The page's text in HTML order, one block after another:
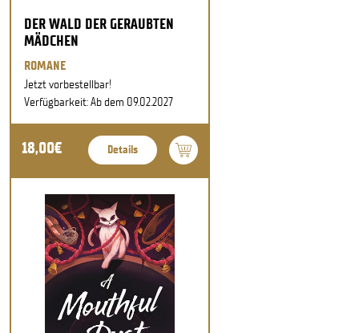
DER WALD DER GERAUBTEN
MÄDCHEN
ROMANE
Jetzt vorbestellbar!
Verfügbarkeit: Ab dem 09.02.2027
18,00€ Details